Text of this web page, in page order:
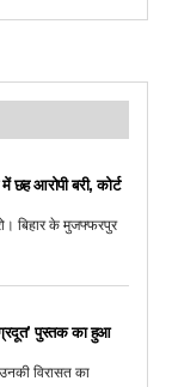
छह आरोपी बरी, कोर्ट
बिहार के मुजफ्फरपुर
पुस्तक का हुआ
विरासत का